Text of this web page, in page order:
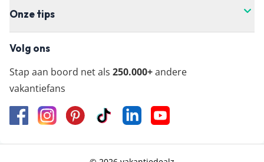
Onze tips
Volg ons
Stap aan boord net als 250.000+andere
vakantiefans